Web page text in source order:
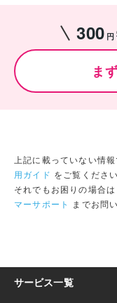
300 円
ま
上記に載っていない情
用ガイド をご覧ください
それでもお困りの場合は
マーサポート までお問